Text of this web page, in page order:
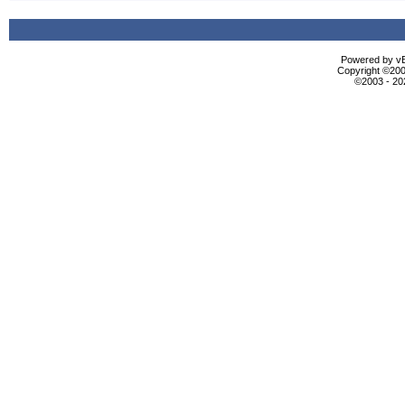
Powered by
Copyright
©2003 -